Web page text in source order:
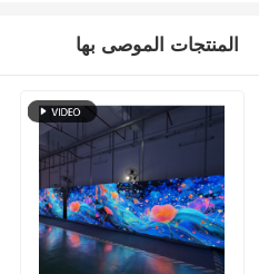
المنتجات الموصى بها